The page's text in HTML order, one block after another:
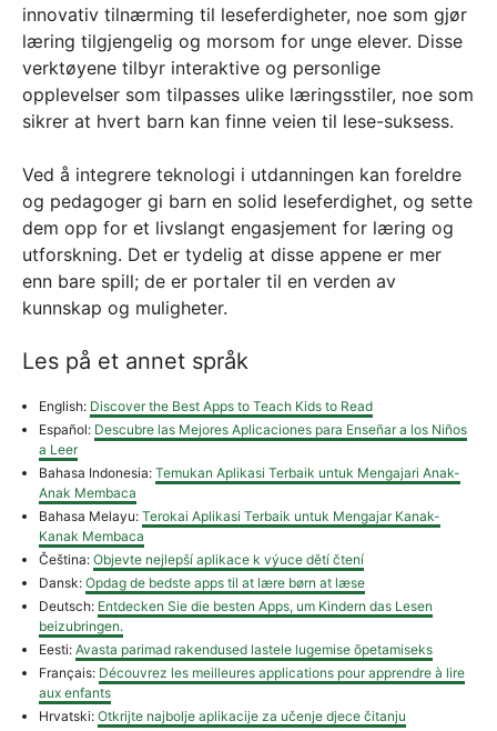
innovativ tilnærming til leseferdigheter, noe som gjør
læring tilgjengelig og morsom for unge elever. Disse
verktøyene tilbyr interaktive og personlige
opplevelser som tilpasses ulike læringsstiler, noe som
sikrer at hvert barn kan finne veien til lese-suksess.
Ved å integrere teknologi i utdanningen kan foreldre
og pedagoger gi barn en solid leseferdighet, og sette
dem opp for et livslangt engasjement for læring og
utforskning. Det er tydelig at disse appene er mer
enn bare spill; de er portaler til en verden av
kunnskap og muligheter.
Les på et annet språk
English: Discover the Best Apps to Teach Kids to Read
Español: Descubre las Mejores Aplicaciones para Enseñar a los Niños
a Leer
Bahasa Indonesia: Temukan Aplikasi Terbaik untuk Mengajari Anak-
Anak Membaca
Bahasa Melayu: Terokai Aplikasi Terbaik untuk Mengajar Kanak-
Kanak Membaca
Čeština: Objevte nejlepší aplikace k výuce dětí čtení
Dansk: Opdag de bedste apps til at lære børn at læse
Deutsch: Entdecken Sie die besten Apps, um Kindern das Lesen
beizubringen.
Eesti: Avasta parimad rakendused lastele lugemise õpetamiseks
Français: Découvrez les meilleures applications pour apprendre à lire
aux enfants
Hrvatski: Otkrijte najbolje aplikacije za učenje djece čitanju